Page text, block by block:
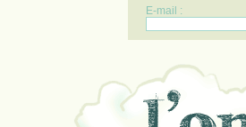
E-mail :